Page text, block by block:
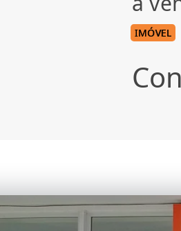
IMÓVEL